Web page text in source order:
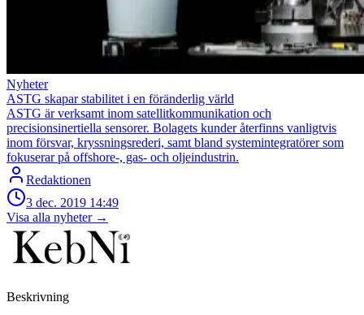
Nyheter
ASTG skapar stabilitet i en föränderlig värld
ASTG är verksamt inom satellitkommunikation och
precisionsinertiella sensorer. Bolagets kunder återfinns vanligtvis
inom försvar, kryssningsrederi, samt bland systemintegratörer som
fokuserar på offshore-, gas- och oljeindustrin.
Redaktionen
3 dec. 2019 14:49
Visa alla nyheter →
Beskrivning